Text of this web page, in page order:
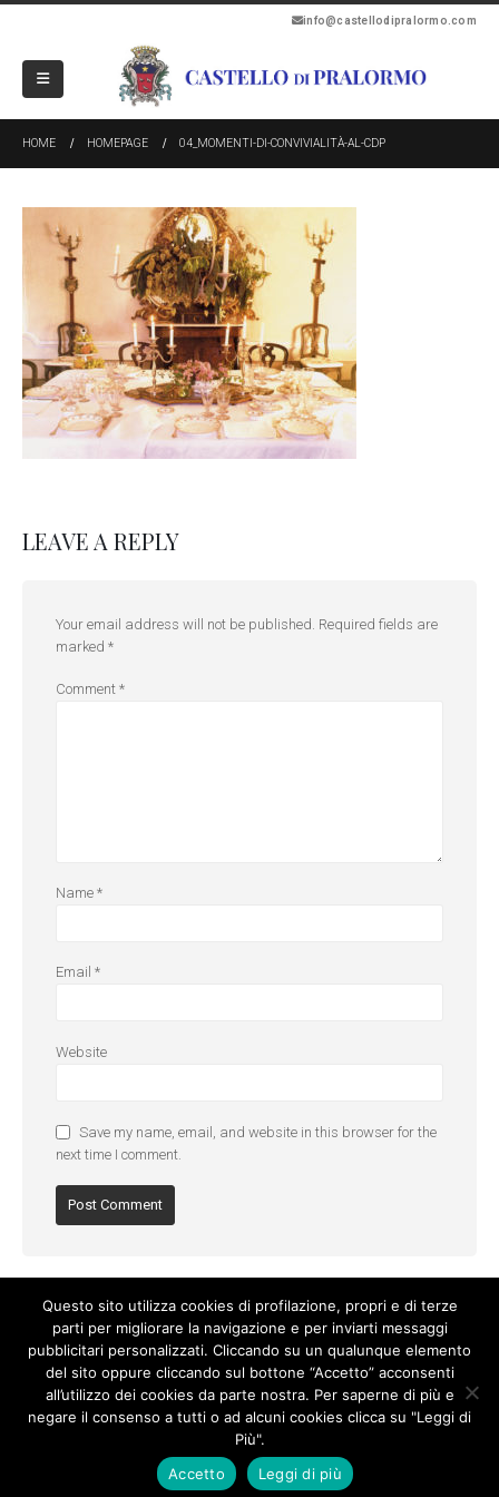
info@castellodipralormo.com
HOME HOMEPAGE 04_MOMENTI-DI-CONVIVIALITÀ-AL-CDP
LEAVE A REPLY
Your email address will not be published. Required fields are
marked *
Comment *
Name *
Email *
Website
Save my name, email, and website in this browser for the
next time I comment.
Privacy Policy
© Copyright 2017. All Rights Reserved.
Questo sito utilizza cookies di profilazione, propri e di terze
parti per migliorare la navigazione e per inviarti messaggi
pubblicitari personalizzati. Cliccando su un qualunque elemento
del sito oppure cliccando sul bottone “Accetto” acconsenti
all’utilizzo dei cookies da parte nostra. Per saperne di più e
negare il consenso a tutti o ad alcuni cookies clicca su "Leggi di
Più".
Accetto
Leggi di più